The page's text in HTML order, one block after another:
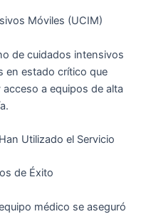
Móviles (UCIM)
de cuidados intensivos
en estado crítico que
a equipos de alta
Utilizado el Servicio
de Éxito
médico se aseguró